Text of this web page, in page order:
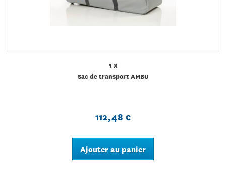
1 x
Sac de transport AMBU
112,48 €
Ajouter au panier